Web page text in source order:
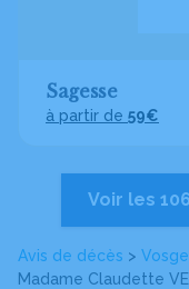
Avis de décès >
Madame Claudette
Sagesse
à partir de 59€
Voir les